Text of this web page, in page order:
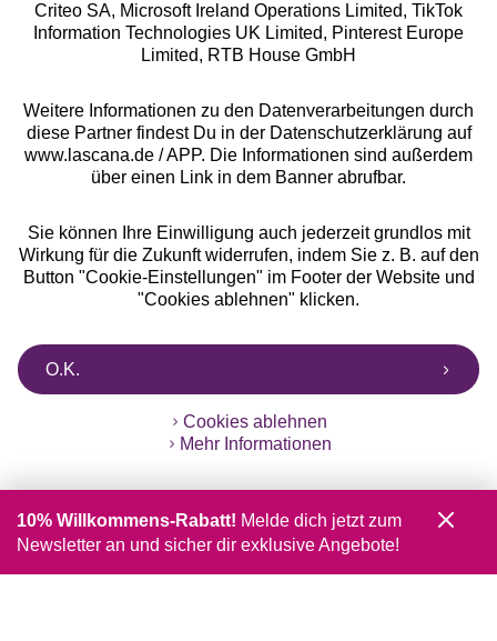
Alle Preise inkl. MwSt., zzgl.
Versandkosten
** Bonität vorausgesetzt, berechtigt zur Bonitätsprüfung
Criteo SA, Microsoft Ireland Operations Limited, TikTok
Information Technologies UK Limited, Pinterest Europe
Limited, RTB House GmbH
Weitere Informationen zu den Datenverarbeitungen durch
diese Partner findest Du in der Datenschutzerklärung auf
www.lascana.de / APP. Die Informationen sind außerdem
über einen Link in dem Banner abrufbar.
Sie können Ihre Einwilligung auch jederzeit grundlos mit
Wirkung für die Zukunft widerrufen, indem Sie z. B. auf den
Button "Cookie-Einstellungen" im Footer der Website und
"Cookies ablehnen" klicken.
O.K.
Cookies ablehnen
Mehr Informationen
10% Willkommens-Rabatt! Melde dich jetzt zum
Newsletter an und sicher dir exklusive Angebote!